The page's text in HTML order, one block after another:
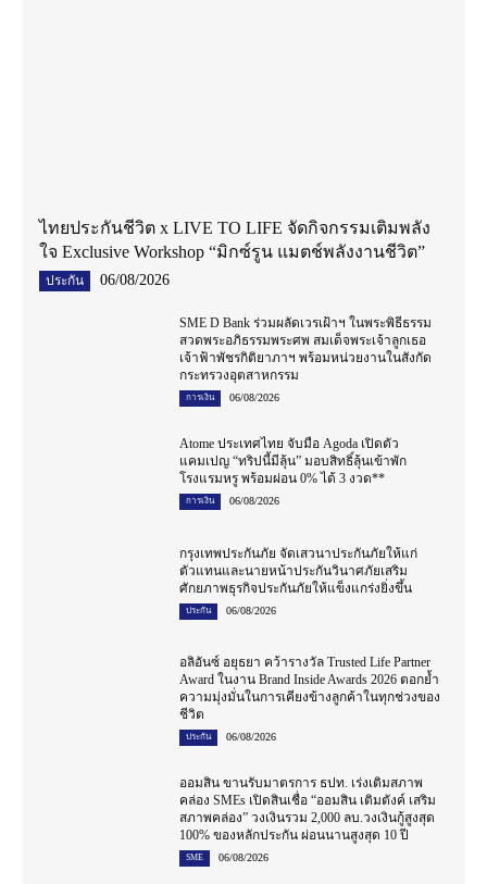
ไทยประกันชีวิต x LIVE TO LIFE จัดกิจกรรมเติมพลัง
ใจ Exclusive Workshop “มิกซ์รูน แมตช์พลังงานชีวิต”
ประกัน 06/08/2026
SME D Bank ร่วมผลัดเวรเฝ้าฯ ในพระพิธีธรรม
สวดพระอภิธรรมพระศพ สมเด็จพระเจ้าลูกเธอ
เจ้าฟ้าพัชรกิติยาภาฯ พร้อมหน่วยงานในสังกัด
กระทรวงอุตสาหกรรม
การเงิน 06/08/2026
Atome ประเทศไทย จับมือ Agoda เปิดตัว
แคมเปญ “ทริปนี้มีลุ้น” มอบสิทธิ์ลุ้นเข้าพัก
โรงแรมหรู พร้อมผ่อน 0% ได้ 3 งวด**
การเงิน 06/08/2026
กรุงเทพประกันภัย จัดเสวนาประกันภัยให้แก่
ตัวแทนและนายหน้าประกันวินาศภัยเสริม
ศักยภาพธุรกิจประกันภัยให้แข็งแกร่งยิ่งขึ้น
ประกัน 06/08/2026
อลิอันซ์ อยุธยา คว้ารางวัล Trusted Life Partner
Award ในงาน Brand Inside Awards 2026 ตอกย้ำ
ความมุ่งมั่นในการเคียงข้างลูกค้าในทุกช่วงของ
ชีวิต
ประกัน 06/08/2026
ออมสิน ขานรับมาตรการ ธปท. เร่งเติมสภาพ
คล่อง SMEs เปิดสินเชื่อ “ออมสิน เติมตังค์ เสริม
สภาพคล่อง” วงเงินรวม 2,000 ลบ.วงเงินกู้สูงสุด
100% ของหลักประกัน ผ่อนนานสูงสุด 10 ปี
SME 06/08/2026